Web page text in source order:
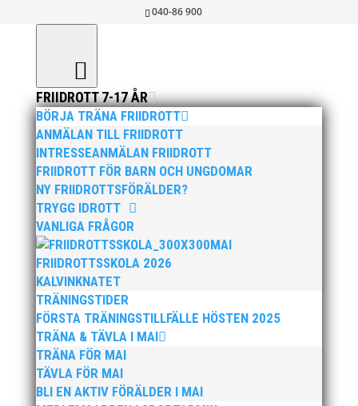
040-86 900
FRIIDROTT 7-17 ÅR
BÖRJA TRÄNA FRIIDROTT
ANMÄLAN TILL FRIIDROTT
INTRESSEANMÄLAN FRIIDROTT
FRIIDROTT FÖR BARN OCH UNGDOMAR
NY FRIIDROTTSFÖRÄLDER?
TRYGG IDROTT
VANLIGA FRÅGOR
MAI
FRIIDROTTSSKOLA 2026
KALVINKNATET
TRÄNINGSTIDER
FÖRSTA TRÄNINGSTILLFÄLLE HÖSTEN 2025
TRÄNA & TÄVLA I MAI
TRÄNA FÖR MAI
TÄVLA FÖR MAI
BLI EN AKTIV FÖRÄLDER I MAI
VARMT
VÄLKOMMEN!
MAI bjuder in till en friidrottshelg med
julstämning den 7–8 december i Atleticum,
Malmö. Vi hälsar nya och erfarna varmt
Pepparkaksspelen 2024!